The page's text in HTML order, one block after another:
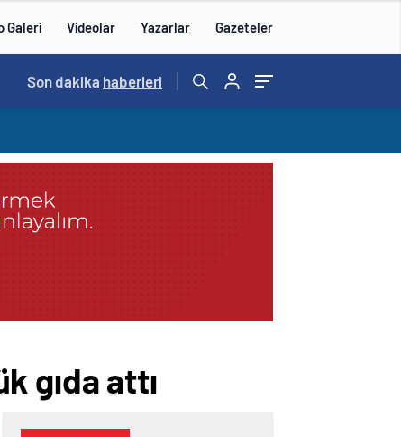
Galeri Videolar Yazarlar Gazeteler
14:57 /
Son dakika haberleri
gıda attı